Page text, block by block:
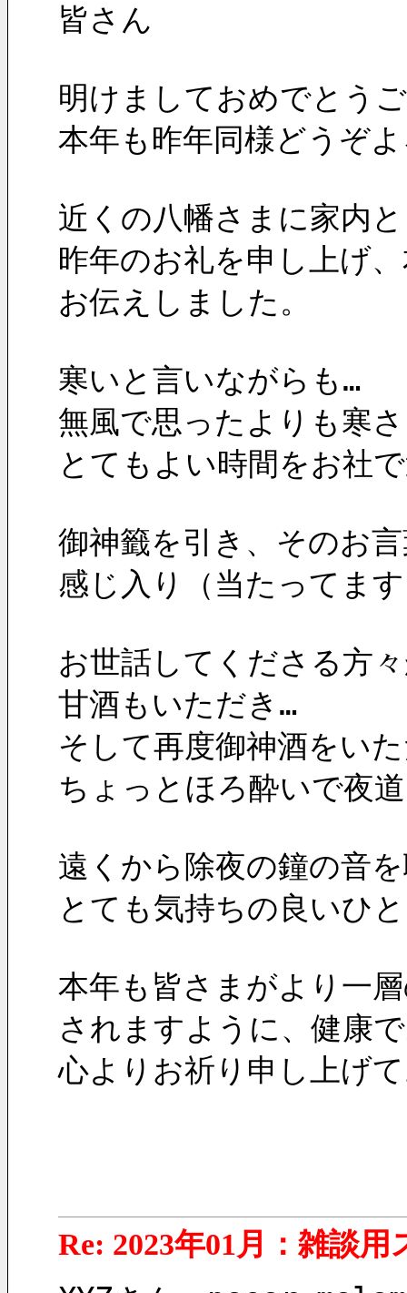
皆さん
明けましておめでとう
本年も昨年同様どうぞ
近くの八幡さまに家内
昨年のお礼を申し上げ
お伝えしました。
寒いと言いながらも…
無風で思ったよりも寒
とてもよい時間をお社
御神籤を引き、そのお
感じ入り（当たってま
お世話してくださる方
甘酒もいただき…
そして再度御神酒をい
ちょっとほろ酔いで夜
遠くから除夜の鐘の音
とても気持ちの良いひ
本年も皆さまがより一
されますように、健康
心よりお祈り申し上げ
Re: 2023年01月：雑談用